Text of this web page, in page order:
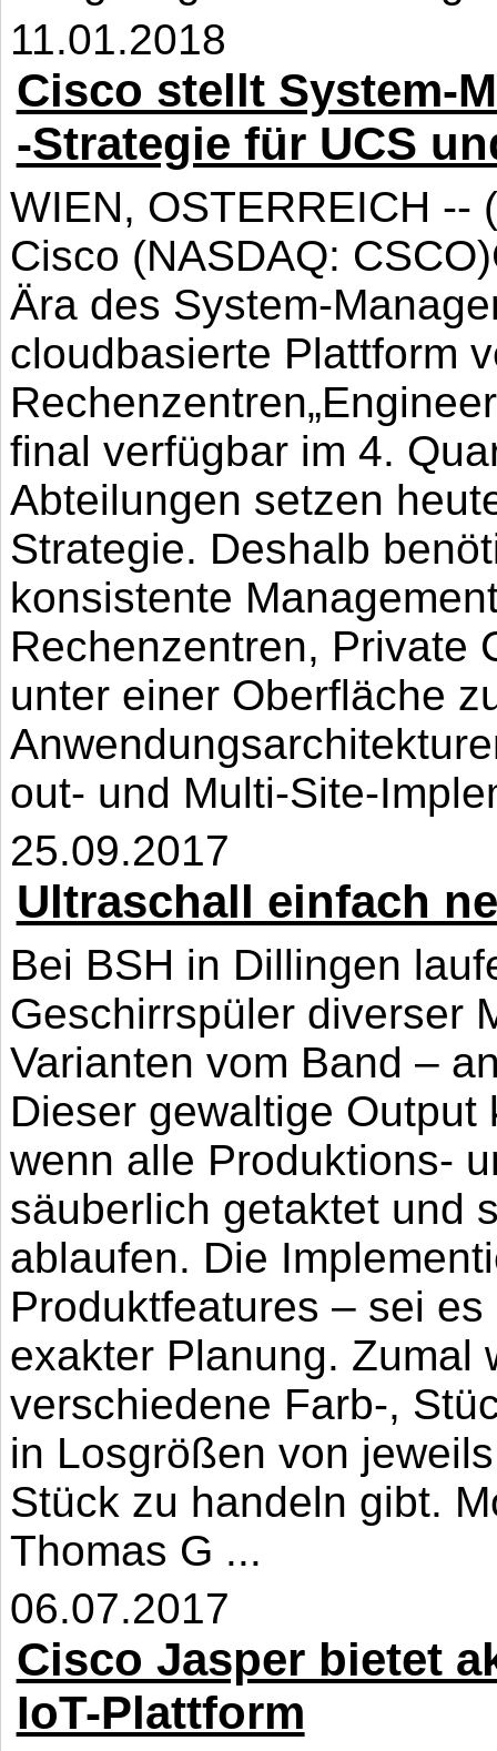
11.01.2018
Cisco stellt System-
-Strategie für UCS
WIEN, OSTERREICH --
Cisco (NASDAQ:
Ära des System-
cloudbasierte Plattform
final verfügbar im 4.
Abteilungen setzen
Strategie. Deshalb
konsistente
Rechenzentren, Private
unter einer Oberfläche
out- und Multi-Site-
25.09.2017
Ultraschall einfach
Bei BSH in Dillingen
Geschirrspüler diverser
Varianten vom Band –
Dieser gewaltige
wenn alle Produktions-
säuberlich getaktet und
ablaufen. Die
Produktfeatures – sei
exakter Planung. Zumal
verschiedene Farb-,
in Losgrößen von
Stück zu handeln gibt.
Thomas G ...
06.07.2017
Cisco Jasper bietet
IoT-Plattform